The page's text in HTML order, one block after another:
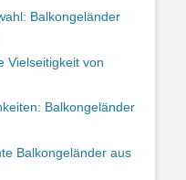
Balkongeländer
Vielseitigkeit von
Balkongeländer
Balkongeländer aus